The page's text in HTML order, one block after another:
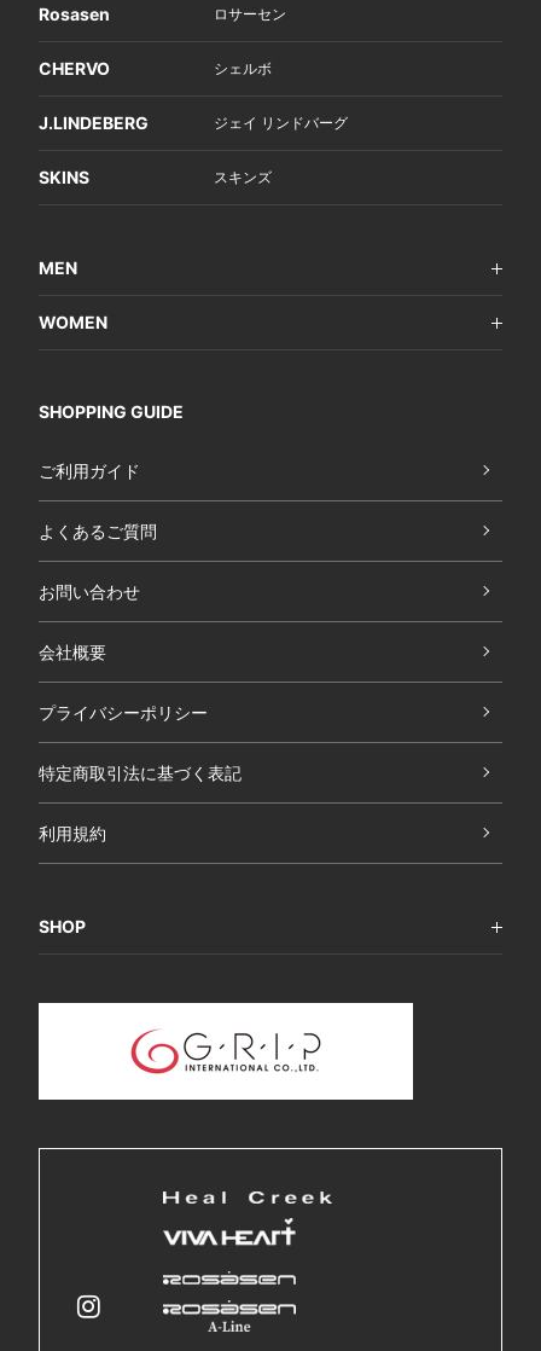
Rosasen ロサーセン
CHERVO シェルボ
J.LINDEBERG ジェイ リンドバーグ
SKINS スキンズ
MEN
WOMEN
SHOPPING GUIDE
ご利用ガイド
よくあるご質問
お問い合わせ
会社概要
プライバシーポリシー
特定商取引法に基づく表記
利用規約
SHOP